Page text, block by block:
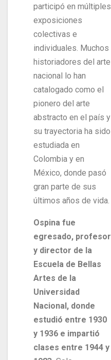
participó en múltiples
exposiciones
colectivas e
individuales. Muchos
historiadores del arte
nacional lo han
catalogado como el
pionero del arte
abstracto en el país y
su trayectoria ha sido
estudiada en
Colombia y en
México, donde pasó
gran parte de sus
últimos años de vida.
Ospina fue
egresado, profesor
y director de la
Escuela de Bellas
Artes de la
Universidad
Nacional, donde
estudió entre 1930
y 1936 e impartió
clases entre 1944 y